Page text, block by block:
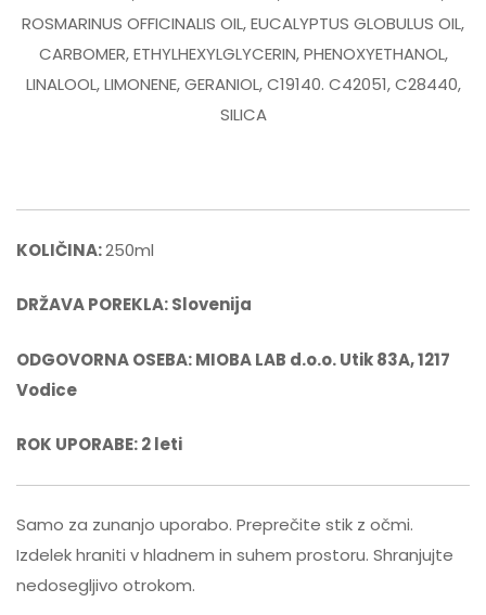
ROSMARINUS OFFICINALIS OIL, EUCALYPTUS GLOBULUS OIL,
CARBOMER, ETHYLHEXYLGLYCERIN, PHENOXYETHANOL,
LINALOOL, LIMONENE, GERANIOL, C19140. C42051, C28440,
SILICA
KOLIČINA:250ml
DRŽAVA POREKLA: Slovenija
ODGOVORNA OSEBA: MIOBA LAB d.o.o. Utik 83A, 1217
Vodice
ROK UPORABE: 2 leti
Samo za zunanjo uporabo. Preprečite stik z očmi.
Izdelek hraniti v hladnem in suhem prostoru. Shranjujte
nedosegljivo otrokom.
v dovolj veliko posodo. V vrelo vodo
dodajte 1 čajno žličko Gea Camelia gela in
pripravljeni ste na inhalacijo. 💚 Hvala za
on 12/04/2023
Boža on 13/04/2023
zadovoljna z Gea (zelene barve). Pošta
je dostavila v 48 urah od naročila.
Prisrčen pozdrav.